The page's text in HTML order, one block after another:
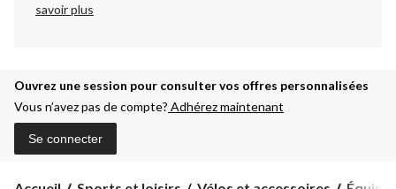
savoir plus
Ouvrez une session pour consulter vos offres personnalisées
Vous n’avez pas de compte? Adhérez maintenant
Se connecter